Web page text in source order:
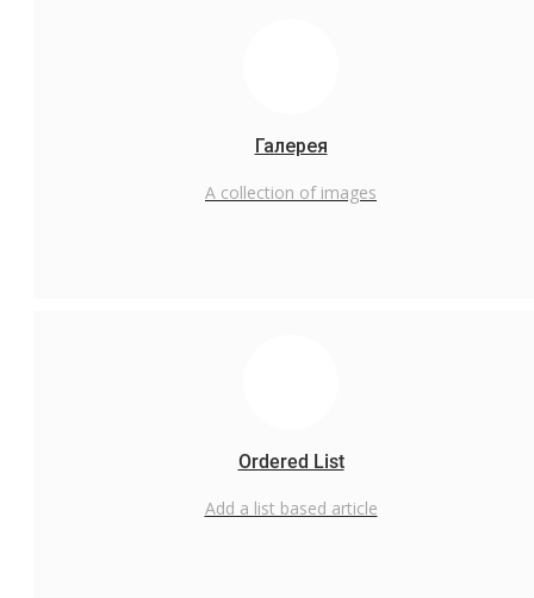
Галерея
A collection of images
Ordered List
Add a list based article